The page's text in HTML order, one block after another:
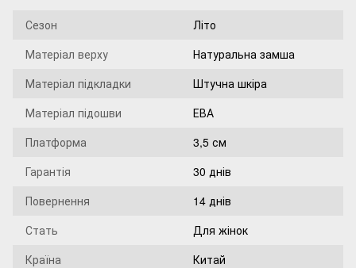
Сезон
Літо
Матеріал верху
Натуральна замша
Матеріал підкладки
Штучна шкіра
Матеріал підошви
ЕВА
Платформа
3,5 см
Гарантія
30 днів
Повернення
14 днів
Стать
Для жінок
Країна
Китай